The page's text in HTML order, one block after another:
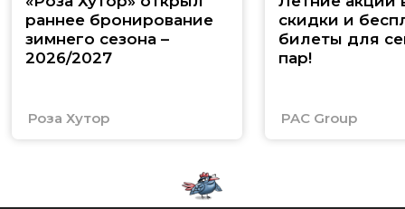
раннее бронирование
зимнего сезона –
2026/2027
Роза Хутор
скидки и
билеты для
пар!
PAC Group